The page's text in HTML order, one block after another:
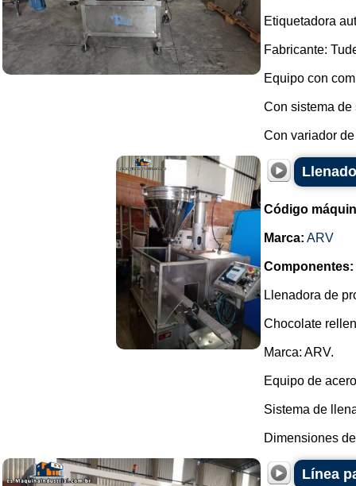
Etiquetadora
Fabricante:
Equipo con
Con sistema
Con variador
Código
Marca: ARV
Componentes:
Llenadora de
Chocolate
Marca: ARV.
Equipo de
Sistema de
Dimensiones
Línea